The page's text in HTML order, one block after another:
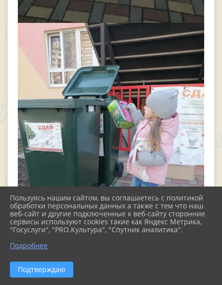
Пользуясь нашим сайтом, вы соглашаетесь с политикой
обработки персональных данных а также с тем что наш
веб-сайт и другие подключенные к веб-сайту сторонние
сервисы используют cookies такие как Яндекс Метрика,
"Госуслуги", "PRO.Культура", "Спутник аналитика".
Подробнее
Подтверждаю